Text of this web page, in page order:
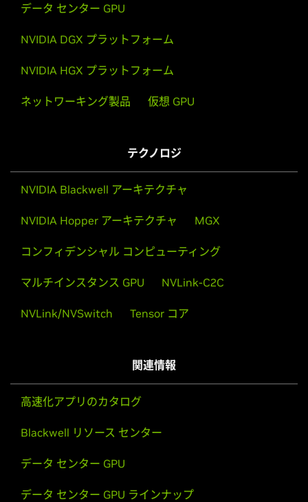
データ センター GPU
NVIDIA DGX プラットフォーム
NVIDIA HGX プラットフォーム
ネットワーキング製品 仮想 GPU
テクノロジ
NVIDIA Blackwell アーキテクチャ
NVIDIA Hopper アーキテクチャ MGX
コンフィデンシャル コンピューティング
マルチインスタンス GPU NVLink-C2C
NVLink/NVSwitch Tensor コア
関連情報
高速化アプリのカタログ
Blackwell リソース センター
データ センター GPU
データ センター GPU ラインナップ